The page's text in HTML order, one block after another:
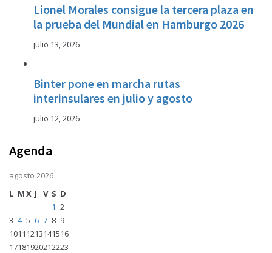
Lionel Morales consigue la tercera plaza en
la prueba del Mundial en Hamburgo 2026
julio 13, 2026
Binter pone en marcha rutas
interinsulares en julio y agosto
julio 12, 2026
Agenda
agosto 2026
L MX J V S D
1 2
3 4 5 6 7 8 9
10111213141516
17181920212223